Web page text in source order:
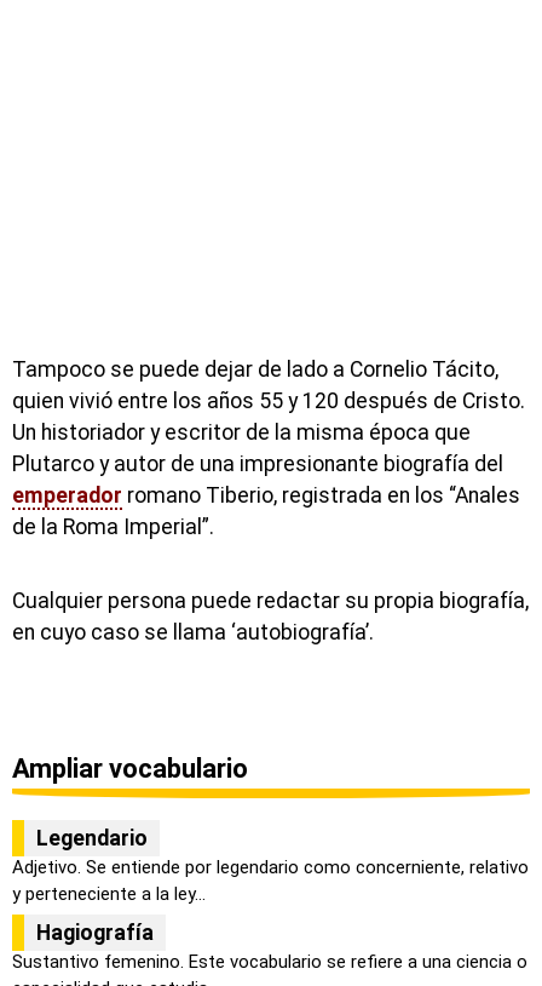
Tampoco se puede dejar de lado a Cornelio Tácito,
quien vivió entre los años 55 y 120 después de Cristo.
Un historiador y escritor de la misma época que
Plutarco y autor de una impresionante biografía del
emperador romano Tiberio, registrada en los “Anales
de la Roma Imperial”.
Cualquier persona puede redactar su propia biografía,
en cuyo caso se llama ‘autobiografía’.
Ampliar vocabulario
Legendario
Adjetivo. Se entiende por legendario como concerniente, relativo
y perteneciente a la ley...
Hagiografía
Sustantivo femenino. Este vocabulario se refiere a una ciencia o